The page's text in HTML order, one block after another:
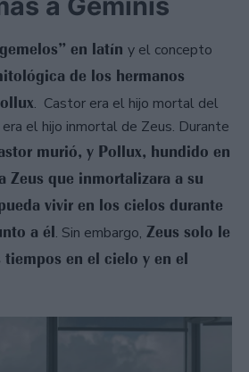
en latín y el concepto
de los hermanos
. Castor era el hijo mortal del
el hijo inmortal de Zeus. Durante
murió, y Pollux, hundido en
Zeus que inmortalizara a su
vivir en los cielos durante
a él. Sin embargo, Zeus solo le
en el cielo y en el